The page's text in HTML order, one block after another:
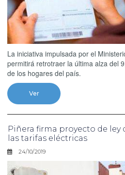
La iniciativa impulsada por el
permitirá retrotraer la última alza del
de los hogares del país.
Ver
Piñera firma proyecto de
las tarifas eléctricas
24/10/2019